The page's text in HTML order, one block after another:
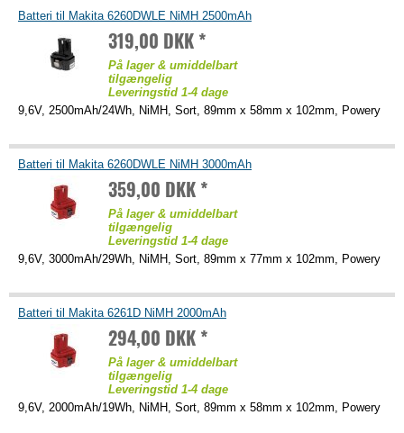
Batteri til Makita 6260DWLE NiMH 2500mAh
319,00 DKK *
På lager & umiddelbart
tilgængelig
Leveringstid 1-4 dage
9,6V, 2500mAh/24Wh, NiMH, Sort, 89mm x 58mm x 102mm, Powery
Batteri til Makita 6260DWLE NiMH 3000mAh
359,00 DKK *
På lager & umiddelbart
tilgængelig
Leveringstid 1-4 dage
9,6V, 3000mAh/29Wh, NiMH, Sort, 89mm x 77mm x 102mm, Powery
Batteri til Makita 6261D NiMH 2000mAh
294,00 DKK *
På lager & umiddelbart
tilgængelig
Leveringstid 1-4 dage
9,6V, 2000mAh/19Wh, NiMH, Sort, 89mm x 58mm x 102mm, Powery